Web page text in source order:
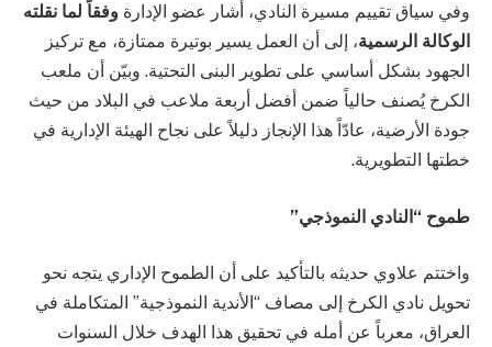
وفي سياق تقييم مسيرة النادي، أشار عضو الإدارة وفقاً لما نقلته
الوكالة الرسمية، إلى أن العمل يسير بوتيرة ممتازة، مع تركيز
الجهود بشكل أساسي على تطوير البنى التحتية. وبيّن أن ملعب
الكرخ يُصنف حالياً ضمن أفضل أربعة ملاعب في البلاد من حيث
جودة الأرضية، عادّاً هذا الإنجاز دليلاً على نجاح الهيئة الإدارية في
خطتها التطويرية.
طموح “النادي النموذجي”
واختتم علاوي حديثه بالتأكيد على أن الطموح الإداري يتجه نحو
تحويل نادي الكرخ إلى مصاف “الأندية النموذجية” المتكاملة في
العراق، معرباً عن أمله في تحقيق هذا الهدف خلال السنوات